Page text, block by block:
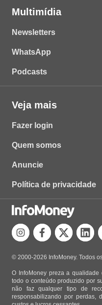
Multimídia
Newsletters
WhatsApp
Podcasts
Veja mais
Fazer login
Quem somos
Anuncie
Política de privacidade
© 2000-2026 InfoMoney. Todos
O InfoMoney preza a
todo o conteúdo produzido por
não faz qualquer tipo de
responsabilizando por perdas,